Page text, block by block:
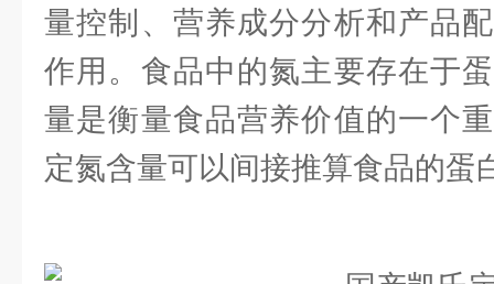
量控制、营养成分分析和产品
作用。食品中的氮主要存在于
量是衡量食品营养价值的一个
定氮含量可以间接推算食品的蛋